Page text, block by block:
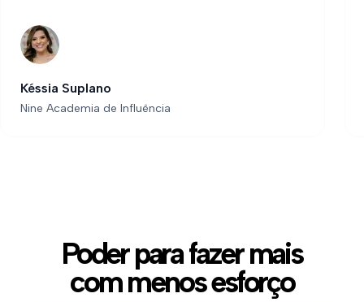
Késsia Suplano
Nine Academia de Influência
Poder para fazer mais
com menos esforço